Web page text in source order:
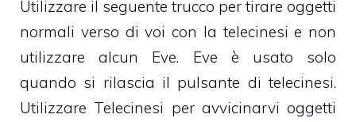
Utilizzare il seguente trucco per tirare oggetti
normali verso di voi con la telecinesi e non
utilizzare alcun Eve. Eve è usato solo
quando si rilascia il pulsante di telecinesi.
Utilizzare Telecinesi per avvicinarvi oggetti